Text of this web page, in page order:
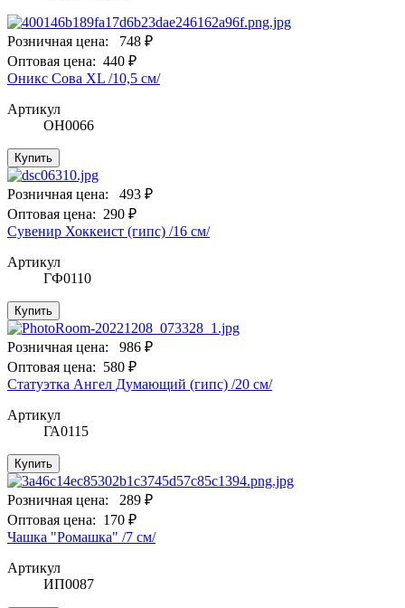
Розничная цена:
748 ₽
Оптовая цена: 440 ₽
Оникс Сова XL /10,5 см/
Артикул
ОН0066
Купить
Розничная цена:
493 ₽
Оптовая цена: 290 ₽
Сувенир Хоккеист (гипс) /16 см/
Артикул
ГФ0110
Купить
Розничная цена:
986 ₽
Оптовая цена: 580 ₽
Статуэтка Ангел Думающий (гипс) /20 см/
Артикул
ГА0115
Купить
Розничная цена:
289 ₽
Оптовая цена: 170 ₽
Чашка "Ромашка" /7 см/
Артикул
ИП0087